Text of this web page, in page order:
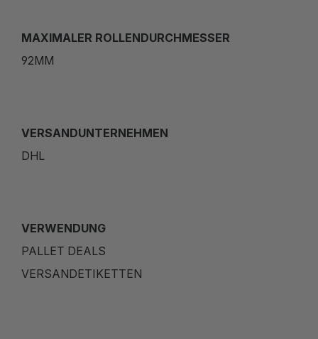
MAXIMALER ROLLENDURCHMESSER
92MM
VERSANDUNTERNEHMEN
DHL
VERWENDUNG
PALLET DEALS
VERSANDETIKETTEN